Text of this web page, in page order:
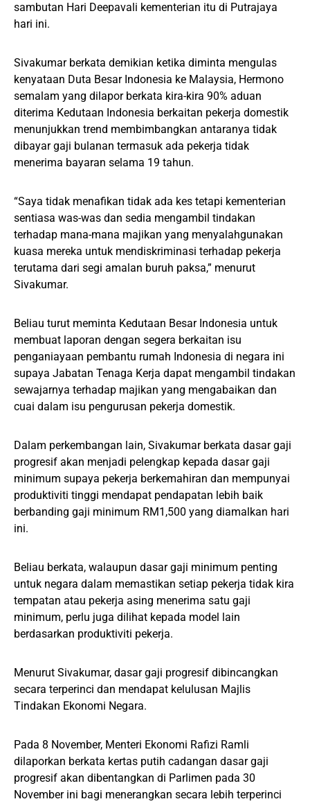
sambutan Hari Deepavali kementerian itu di Putrajaya
hari ini.
Sivakumar berkata demikian ketika diminta mengulas
kenyataan Duta Besar Indonesia ke Malaysia, Hermono
semalam yang dilapor berkata kira-kira 90% aduan
diterima Kedutaan Indonesia berkaitan pekerja domestik
menunjukkan trend membimbangkan antaranya tidak
dibayar gaji bulanan termasuk ada pekerja tidak
menerima bayaran selama 19 tahun.
“Saya tidak menafikan tidak ada kes tetapi kementerian
sentiasa was-was dan sedia mengambil tindakan
terhadap mana-mana majikan yang menyalahgunakan
kuasa mereka untuk mendiskriminasi terhadap pekerja
terutama dari segi amalan buruh paksa,” menurut
Sivakumar.
Beliau turut meminta Kedutaan Besar Indonesia untuk
membuat laporan dengan segera berkaitan isu
penganiayaan pembantu rumah Indonesia di negara ini
supaya Jabatan Tenaga Kerja dapat mengambil tindakan
sewajarnya terhadap majikan yang mengabaikan dan
cuai dalam isu pengurusan pekerja domestik.
Dalam perkembangan lain, Sivakumar berkata dasar gaji
progresif akan menjadi pelengkap kepada dasar gaji
minimum supaya pekerja berkemahiran dan mempunyai
produktiviti tinggi mendapat pendapatan lebih baik
berbanding gaji minimum RM1,500 yang diamalkan hari
ini.
Beliau berkata, walaupun dasar gaji minimum penting
untuk negara dalam memastikan setiap pekerja tidak kira
tempatan atau pekerja asing menerima satu gaji
minimum, perlu juga dilihat kepada model lain
berdasarkan produktiviti pekerja.
Menurut Sivakumar, dasar gaji progresif dibincangkan
secara terperinci dan mendapat kelulusan Majlis
Tindakan Ekonomi Negara.
Pada 8 November, Menteri Ekonomi Rafizi Ramli
dilaporkan berkata kertas putih cadangan dasar gaji
progresif akan dibentangkan di Parlimen pada 30
November ini bagi menerangkan secara lebih terperinci